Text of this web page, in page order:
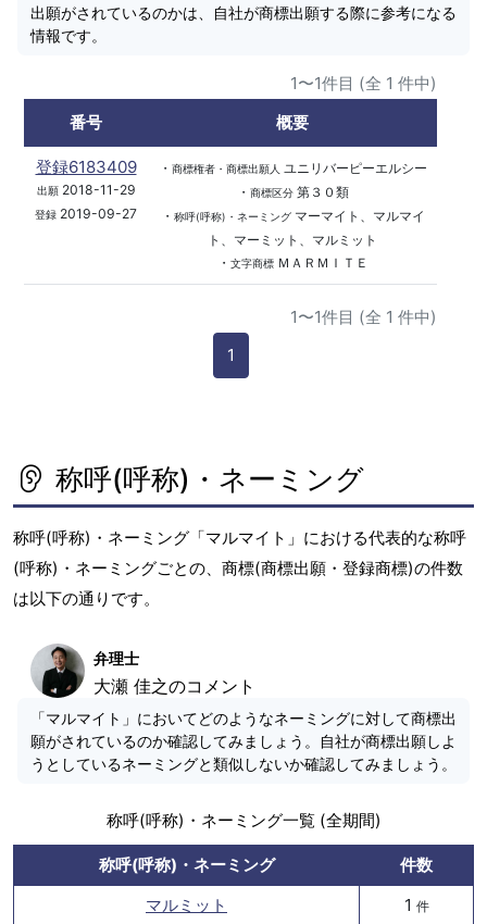
出願がされているのかは、自社が商標出願する際に参考になる
情報です。
1〜1件目 (全 1 件中)
番号
概要
登録6183409
出願2018-11-29
登録 2019-09-27
・ 商標権者・商標出願人 ユニリバーピーエルシー
・ 商標区分第３０類
・ 称呼(呼称)・ネーミングマーマイト、マルマイ
ト、マーミット、マルミット
・ 文字商標ＭＡＲＭＩＴＥ
1〜1件目 (全 1 件中)
1
称呼(呼称)・ネーミング
称呼(呼称)・ネーミング「マルマイト」における代表的な称呼
(呼称)・ネーミングごとの、商標(商標出願・登録商標)の件数
は以下の通りです。
弁理士
大瀬 佳之のコメント
「マルマイト」においてどのようなネーミングに対して商標出
願がされているのか確認してみましょう。自社が商標出願しよ
うとしているネーミングと類似しないか確認してみましょう。
称呼(呼称)・ネーミング一覧 (全期間)
称呼(呼称)・ネーミング
件数
マルミット
1 件